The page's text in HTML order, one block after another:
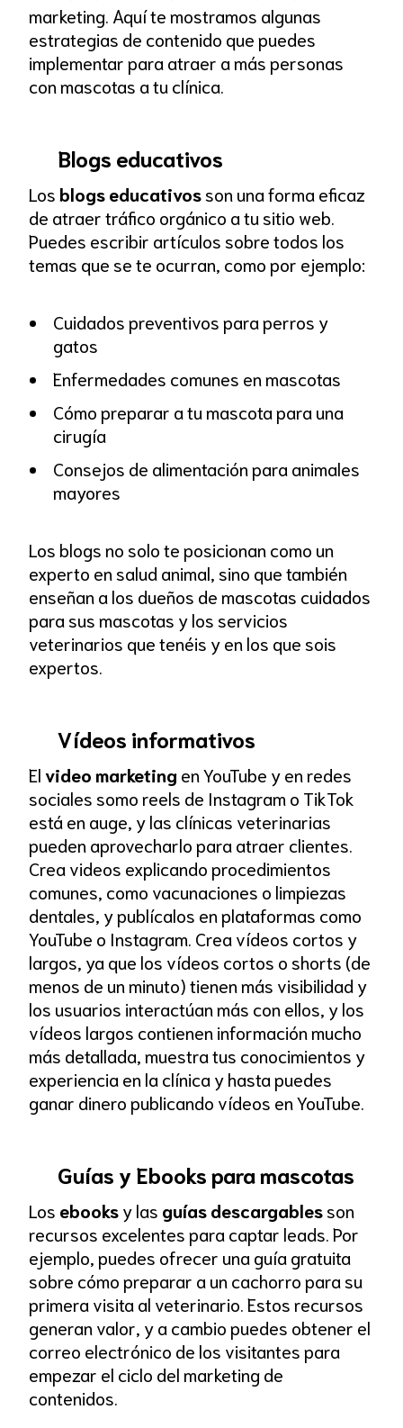
marketing. Aquí te mostramos algunas
estrategias de contenido que puedes
implementar para atraer a más personas
con mascotas a tu clínica.
Blogs educativos
Los blogs educativosson una forma eficaz
de atraer tráfico orgánico a tu sitio web.
Puedes escribir artículos sobre todos los
temas que se te ocurran, como por ejemplo:
Cuidados preventivos para perros y
gatos
Enfermedades comunes en mascotas
Cómo preparar a tu mascota para una
cirugía
Consejos de alimentación para animales
mayores
Los blogs no solo te posicionan como un
experto en salud animal, sino que también
enseñan a los dueños de mascotas cuidados
para sus mascotas y los servicios
veterinarios que tenéis y en los que sois
expertos.
Vídeos informativos
Elvideo marketingen YouTube y en redes
sociales somo reels de Instagram o TikTok
está en auge, y las clínicas veterinarias
pueden aprovecharlo para atraer clientes.
Crea videos explicando procedimientos
comunes, como vacunaciones o limpiezas
dentales, y publícalos en plataformas como
YouTube o Instagram. Crea vídeos cortos y
largos, ya que los vídeos cortos o shorts (de
menos de un minuto) tienen más visibilidad y
los usuarios interactúan más con ellos, y los
vídeos largos contienen información mucho
más detallada, muestra tus conocimientos y
experiencia en la clínica y hasta puedes
ganar dinero publicando vídeos en YouTube.
Guías y Ebooks para mascotas
Los ebooksy las guías descargablesson
recursos excelentes para captar leads. Por
ejemplo, puedes ofrecer una guía gratuita
sobre cómo preparar a un cachorro para su
primera visita al veterinario. Estos recursos
generan valor, y a cambio puedes obtener el
correo electrónico de los visitantes para
empezar el ciclo del marketing de
contenidos.